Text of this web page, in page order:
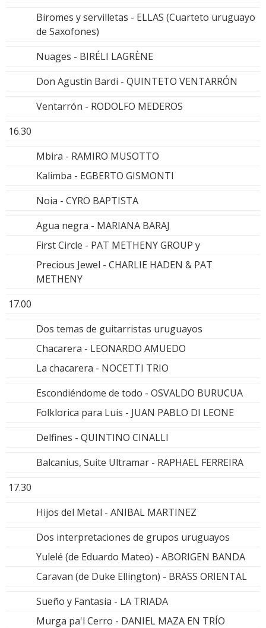
Biromes y servilletas - ELLAS (Cuarteto uruguayo
de Saxofones)
Nuages - BIRÉLI LAGRÈNE
Don Agustín Bardi - QUINTETO VENTARRÓN
Ventarrón - RODOLFO MEDEROS
16.30
Mbira - RAMIRO MUSOTTO
Kalimba - EGBERTO GISMONTI
Noia - CYRO BAPTISTA
Agua negra - MARIANA BARAJ
First Circle - PAT METHENY GROUP y
Precious Jewel - CHARLIE HADEN & PAT
METHENY
17.00
Dos temas de guitarristas uruguayos
Chacarera - LEONARDO AMUEDO
La chacarera - NOCETTI TRIO
Escondiéndome de todo - OSVALDO BURUCUA
Folklorica para Luis - JUAN PABLO DI LEONE
Delfines - QUINTINO CINALLI
Balcanius, Suite Ultramar - RAPHAEL FERREIRA
17.30
Hijos del Metal - ANIBAL MARTINEZ
Dos interpretaciones de grupos uruguayos
Yulelé (de Eduardo Mateo) - ABORIGEN BANDA
Caravan (de Duke Ellington) - BRASS ORIENTAL
Sueño y Fantasia - LA TRIADA
Murga pa'l Cerro - DANIEL MAZA EN TRÍO